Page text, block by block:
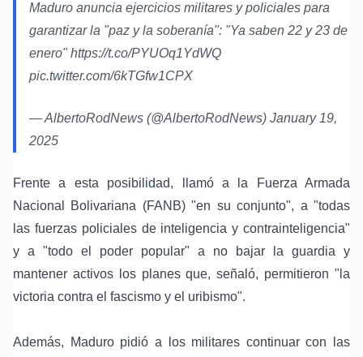
Maduro anuncia ejercicios militares y policiales para
garantizar la "paz y la soberanía": "Ya saben 22 y 23 de
enero"https://t.co/PYUOq1YdWQ
pic.twitter.com/6kTGfw1CPX
— AlbertoRodNews (@AlbertoRodNews) January 19,
2025
Frente a esta posibilidad, llamó a la Fuerza Armada
Nacional Bolivariana (FANB) "en su conjunto", a "todas
las fuerzas policiales de inteligencia y contrainteligencia"
y a "todo el poder popular" a no bajar la guardia y
mantener activos los planes que, señaló, permitieron "la
victoria contra el fascismo y el uribismo".
Además, Maduro pidió a los militares continuar con las